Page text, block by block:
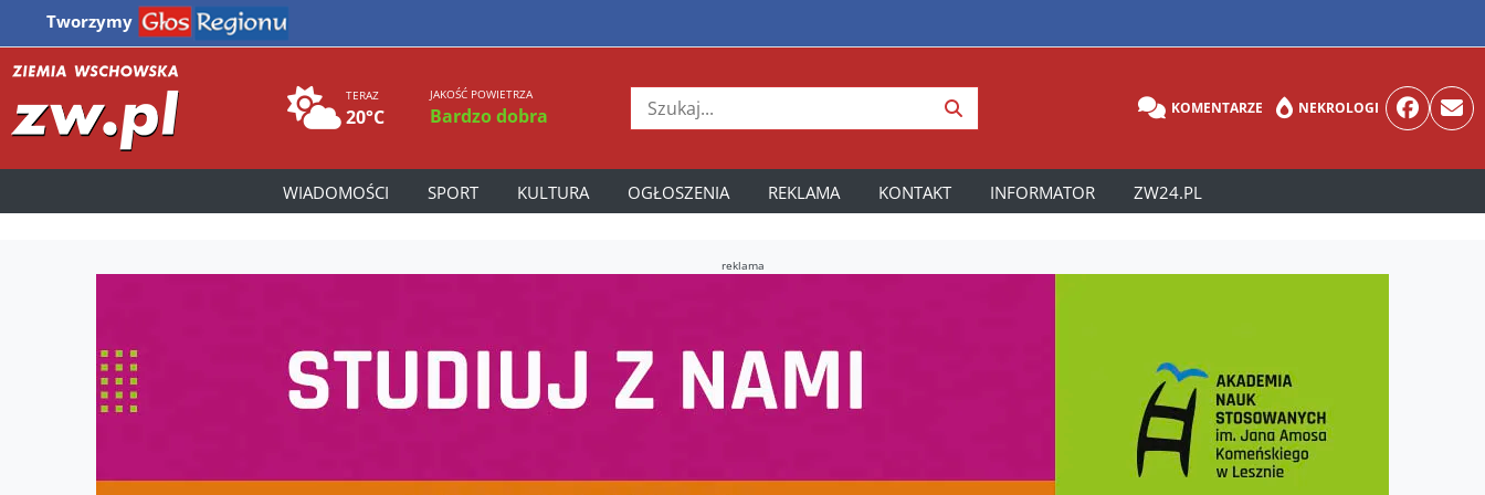
Tworzymy
TERAZ
20°C
JAKOŚĆ POWIETRZA
Bardzo dobra KOMENTARZE NEKROLOGI
WIADOMOŚCI SPORT KULTURA OGŁOSZENIA REKLAMA KONTAKT INFORMATOR ZW24.PL
reklama